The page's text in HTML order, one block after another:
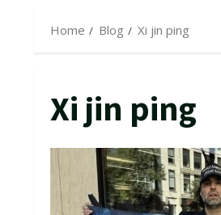
Home Blog Xi jin ping
Xi jin ping